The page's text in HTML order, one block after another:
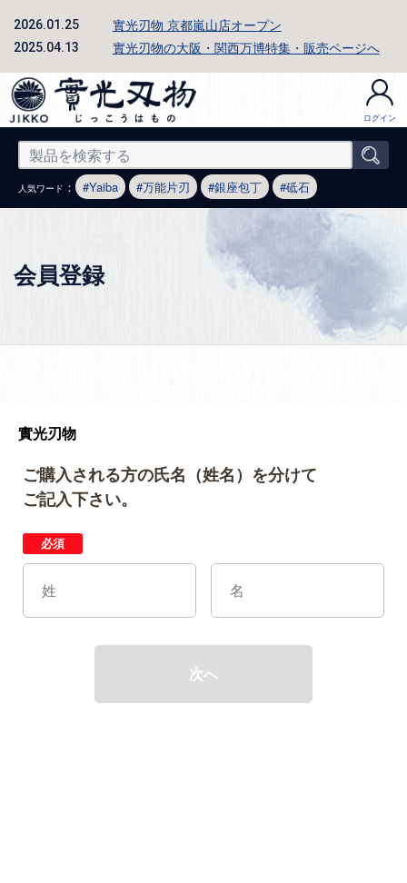
2026.01.25 實光刃物 京都嵐山店オープン
2025.04.13 實光刃物の大阪・関西万博特集・販売ページへ
ログイン
人気ワード ： Yaiba 万能片刃 銀座包丁 砥石
会員登録